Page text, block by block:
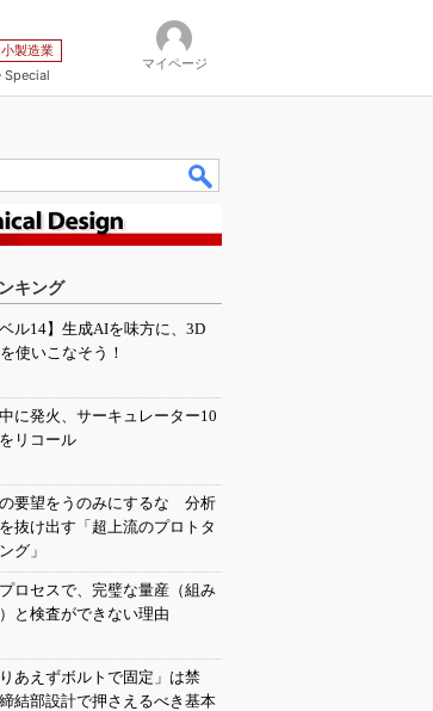
製造業
Special
マイページ
キング
ベル14】生成AIを味方に、3D
使いこなそう！
に発火、サーキュレーター10
リコール
要望をうのみにするな 分析
抜け出す「超上流のプロトタ
グ」
ロセスで、完璧な量産（組み
と検査ができない理由
りあえずボルトで固定」は禁
結部設計で押さえるべき基本